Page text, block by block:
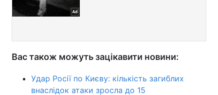
Вас також можуть зацікавити новини:
Удар Росії по Києву: кількість загиблих
внаслідок атаки зросла до 15